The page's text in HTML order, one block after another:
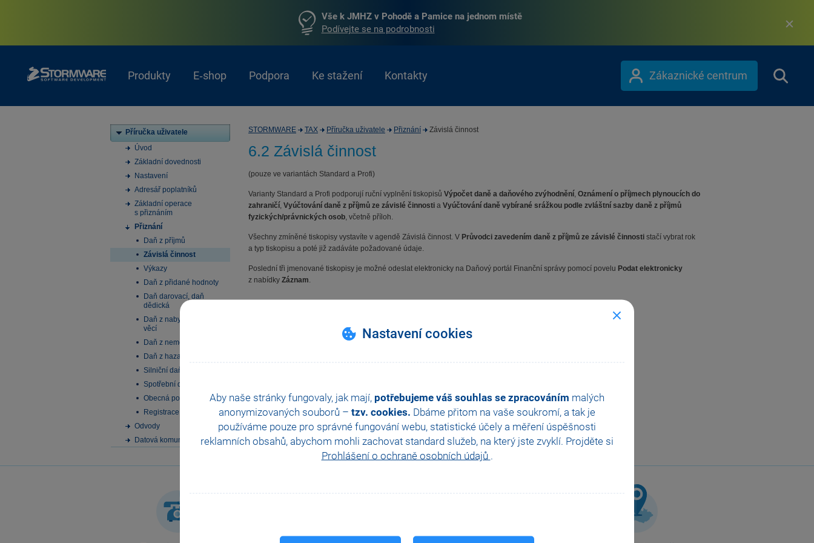
Nastavení cookies
Aby naše stránky fungovaly, jak mají, potřebujeme váš souhlas se zpracováním malých
anonymizovaných souborů – tzv. cookies. Dbáme přitom na vaše soukromí, a tak je
používáme pouze pro správné fungování webu, statistické účely a měření úspěšnosti
reklamních obsahů, abychom mohli zachovat standard služeb, na který jste zvyklí. Projděte si
Prohlášení o ochraně osobních údajů .
Vše k JMHZ v Pohodě a Pamice na jednom místě
Podívejte se na podrobnosti
Produkty E‑shop Podpora Ke stažení Kontakty Zákaznické centrum
Příručka uživatele
Úvod
Základní dovednosti
Nastavení
Adresář poplatníků
Základní operace
s přiznáním
Přiznání
Daň z příjmů
Závislá činnost
Výkazy
Daň z přidané hodnoty
Daň darovací, daň
dědická
Daň z nabytí nemovitých
věcí
Daň z nemovitých věcí
Daň z hazardních her
Silniční daň
Spotřební daň
Obecná podání
Registrace
Odvody
Datová komunikace
STORMWARE TAX Příručka uživatele Přiznání Závislá činnost
6.2 Závislá činnost
(pouze ve variantách Standard a Profi)
Varianty Standard a Profi podporují ruční vyplnění tiskopisů Výpočet daně a daňového zvýhodnění, Oznámení o příjmech plynoucích do
zahraničí, Vyúčtování daně z příjmů ze závislé činnosti a Vyúčtování daně vybírané srážkou podle zvláštní sazby daně z příjmů
fyzických/právnických osob, včetně příloh.
Všechny zmíněné tiskopisy vystavíte v agendě Závislá činnost. V Průvodci zavedením daně z příjmů ze závislé činnosti stačí vybrat rok
a typ tiskopisu a poté již zadáváte požadované údaje.
Poslední tři jmenované tiskopisy je možné odeslat elektronicky na Daňový portál Finanční správy pomocí povelu Podat elektronicky
z nabídky Záznam.